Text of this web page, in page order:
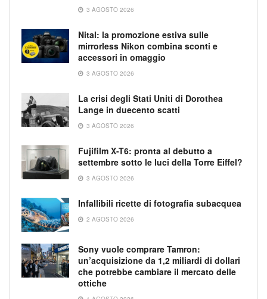
3 AGOSTO 2026
Nital: la promozione estiva sulle
mirrorless Nikon combina sconti e
accessori in omaggio
3 AGOSTO 2026
La crisi degli Stati Uniti di Dorothea
Lange in duecento scatti
3 AGOSTO 2026
Fujifilm X-T6: pronta al debutto a
settembre sotto le luci della Torre Eiffel?
3 AGOSTO 2026
Infallibili ricette di fotografia subacquea
2 AGOSTO 2026
Sony vuole comprare Tamron:
un’acquisizione da 1,2 miliardi di dollari
che potrebbe cambiare il mercato delle
ottiche